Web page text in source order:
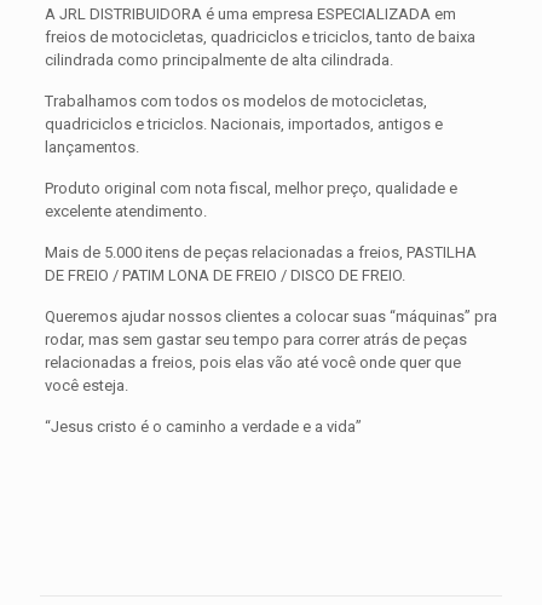
A JRL DISTRIBUIDORA é uma empresa ESPECIALIZADA em
freios de motocicletas, quadriciclos e triciclos, tanto de baixa
cilindrada como principalmente de alta cilindrada.
Trabalhamos com todos os modelos de motocicletas,
quadriciclos e triciclos. Nacionais, importados, antigos e
lançamentos.
Produto original com nota fiscal, melhor preço, qualidade e
excelente atendimento.
Mais de 5.000 itens de peças relacionadas a freios, PASTILHA
DE FREIO / PATIM LONA DE FREIO / DISCO DE FREIO.
Queremos ajudar nossos clientes a colocar suas “máquinas” pra
rodar, mas sem gastar seu tempo para correr atrás de peças
relacionadas a freios, pois elas vão até você onde quer que
você esteja.
“Jesus cristo é o caminho a verdade e a vida”